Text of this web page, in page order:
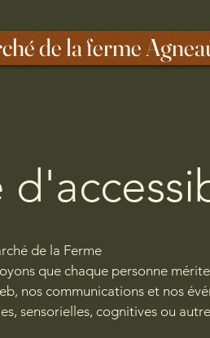
de la ferme
de la Ferme
que chaque personne
nos communications et nos
sensorielles, cognitives ou